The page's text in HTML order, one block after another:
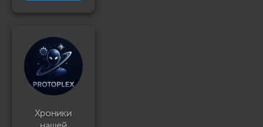
Хроники